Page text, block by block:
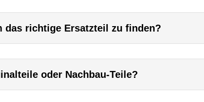
das richtige Ersatzteil zu finden?
oder Nachbau-Teile?